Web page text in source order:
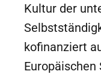
Kultur der
kofinanziert
Europäischen